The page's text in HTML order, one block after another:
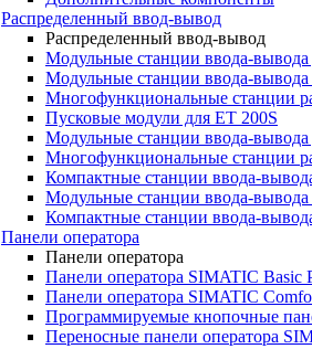
Распределенный ввод-вывод
Распределенный ввод-вывод
Модульные станции ввода-
Модульные станции ввода-вывода
Многофункциональные станции
Пусковые модули для ET 200S
Модульные станции ввода-вывода
Многофункциональные станции
Компактные станции ввода-
Модульные станции ввода-
Компактные станции ввода-
Панели оператора
Панели оператора
Панели оператора SIMATIC Basic
Панели оператора SIMATIC
Программируемые кнопочные
Переносные панели оператора